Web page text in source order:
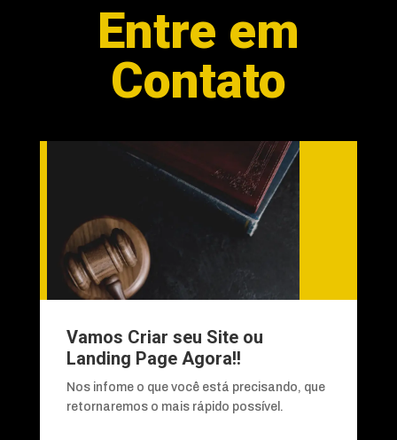
Entre em
Contato
Vamos Criar seu Site ou
Landing Page Agora!!
Nos infome o que você está precisando, que
retornaremos o mais rápido possível.